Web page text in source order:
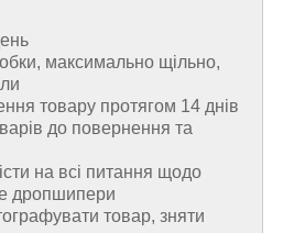
максимально щільно,
товару протягом 14 днів
до повернення та
на всі питання щодо
дропшипери
товар, зняти